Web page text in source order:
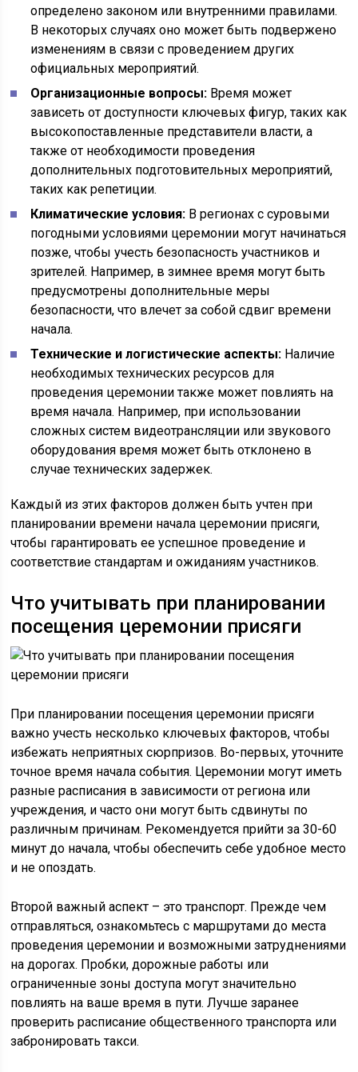
определено законом или внутренними правилами.
В некоторых случаях оно может быть подвержено
изменениям в связи с проведением других
официальных мероприятий.
Организационные вопросы: Время может
зависеть от доступности ключевых фигур, таких как
высокопоставленные представители власти, а
также от необходимости проведения
дополнительных подготовительных мероприятий,
таких как репетиции.
Климатические условия: В регионах с суровыми
погодными условиями церемонии могут начинаться
позже, чтобы учесть безопасность участников и
зрителей. Например, в зимнее время могут быть
предусмотрены дополнительные меры
безопасности, что влечет за собой сдвиг времени
начала.
Технические и логистические аспекты: Наличие
необходимых технических ресурсов для
проведения церемонии также может повлиять на
время начала. Например, при использовании
сложных систем видеотрансляции или звукового
оборудования время может быть отклонено в
случае технических задержек.
Каждый из этих факторов должен быть учтен при
планировании времени начала церемонии присяги,
чтобы гарантировать ее успешное проведение и
соответствие стандартам и ожиданиям участников.
Что учитывать при планировании
посещения церемонии присяги
При планировании посещения церемонии присяги
важно учесть несколько ключевых факторов, чтобы
избежать неприятных сюрпризов. Во-первых, уточните
точное время начала события. Церемонии могут иметь
разные расписания в зависимости от региона или
учреждения, и часто они могут быть сдвинуты по
различным причинам. Рекомендуется прийти за 30-60
минут до начала, чтобы обеспечить себе удобное место
и не опоздать.
Второй важный аспект – это транспорт. Прежде чем
отправляться, ознакомьтесь с маршрутами до места
проведения церемонии и возможными затруднениями
на дорогах. Пробки, дорожные работы или
ограниченные зоны доступа могут значительно
повлиять на ваше время в пути. Лучше заранее
проверить расписание общественного транспорта или
забронировать такси.